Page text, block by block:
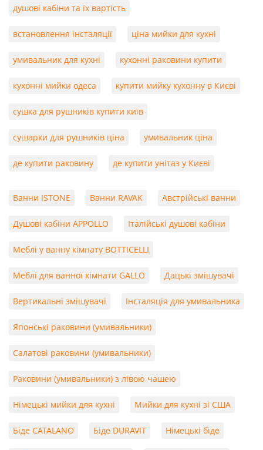
душові кабіни та їх вартість
встановлення інсталяції ціна мийки для кухні
умивальник для кухні кухонні раковини купити
кухонні мийки одеса купити мийку кухонну в Києві
сушка для рушників купити київ
сушарки для рушників ціна умивальник ціна
де купити раковину де купити унітаз у Києві
Ванни ISTONE Ванни RAVAK Австрійські ванни
Душові кабіни APPOLLO Італійські душові кабіни
Меблі у ванну кімнату BOTTICELLI
Меблі для ванної кімнати GALLO Дацькі змішувачі
Вертикальні змішувачі Інсталяція для умивальника
Японські раковини (умивальники)
Салатові раковини (умивальники)
Раковини (умивальники) з лівою чашею
Німецькі мийки для кухні Мийки для кухні зі США
Біде CATALANO Біде DURAVIT Німецькі біде